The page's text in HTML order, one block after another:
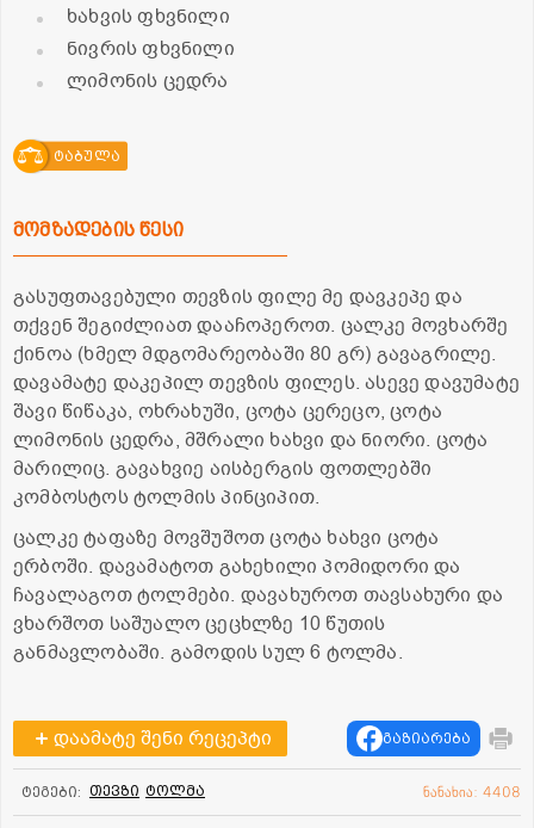
ხახვის ფხვნილი
ნივრის ფხვნილი
ლიმონის ცედრა
ტაბულა
მომზადების წესი
გასუფთავებული თევზის ფილე მე დავკეპე და
თქვენ შეგიძლიათ დააჩოპეროთ. ცალკე მოვხარშე
ქინოა (ხმელ მდგომარეობაში 80 გრ) გავაგრილე.
დავამატე დაკეპილ თევზის ფილეს. ასევე დავუმატე
შავი წიწაკა, ოხრახუში, ცოტა ცერეცო, ცოტა
ლიმონის ცედრა, მშრალი ხახვი და ნიორი. ცოტა
მარილიც. გავახვიე აისბერგის ფოთლებში
კომბოსტოს ტოლმის პინციპით.
ცალკე ტაფაზე მოვშუშოთ ცოტა ხახვი ცოტა
ერბოში. დავამატოთ გახეხილი პომიდორი და
ჩავალაგოთ ტოლმები. დავახუროთ თავსახური და
ვხარშოთ საშუალო ცეცხლზე 10 წუთის
განმავლობაში. გამოდის სულ 6 ტოლმა.
დაამატე შენი რეცეპტი გაზიარება
ტეგები: თევზი ტოლმა ნანახია: 4408